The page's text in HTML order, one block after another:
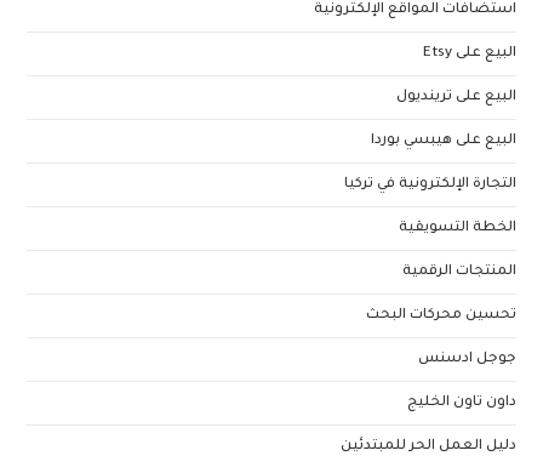
استضافات المواقع الإلكترونية
البيع على Etsy
البيع على ترينديول
البيع على هيبسي بوردا
التجارة الإلكترونية في تركيا
الخطة التسويقية
المنتجات الرقمية
تحسين محركات البحث
جوجل ادسنس
داون تاون الخليج
دليل العمل الحر للمبتدئين